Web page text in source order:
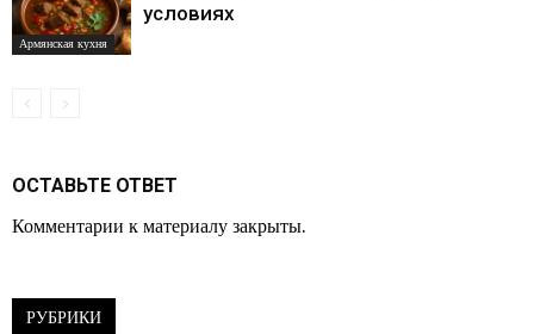
Армянская кухня
условиях
ОСТАВЬТЕ ОТВЕТ
Комментарии к материалу закрыты.
РУБРИКИ